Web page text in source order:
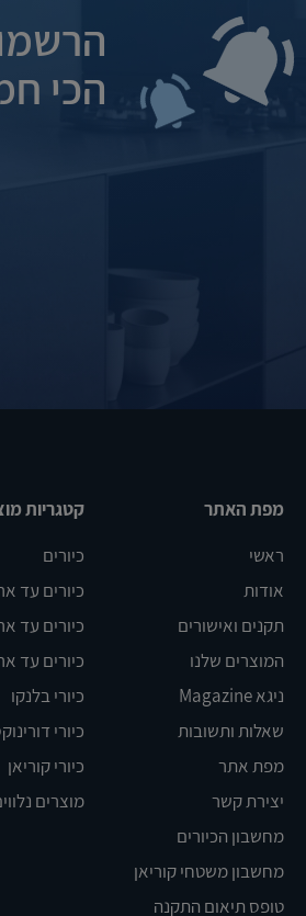
הכי
מפת האתר
ראשי
אודות
תקנים ואישורים
המוצרים שלנו
ניגא Magazine
שאלות ותשובות
מפת אתר
יצירת קשר
מחשבון הכיורים
מחשבון משטחי קוריאן
טופס תיאום התקנה
קטגריות
כיורים
כיורים עד ארון
כיורים עד ארון
כיורים עד ארון
כיורי בלנקו
כיורי
כיורי קוריאן
מוצרים